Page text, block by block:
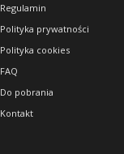
Regulamin
Polityka prywatności
Polityka cookies
FAQ
Do pobrania
Kontakt